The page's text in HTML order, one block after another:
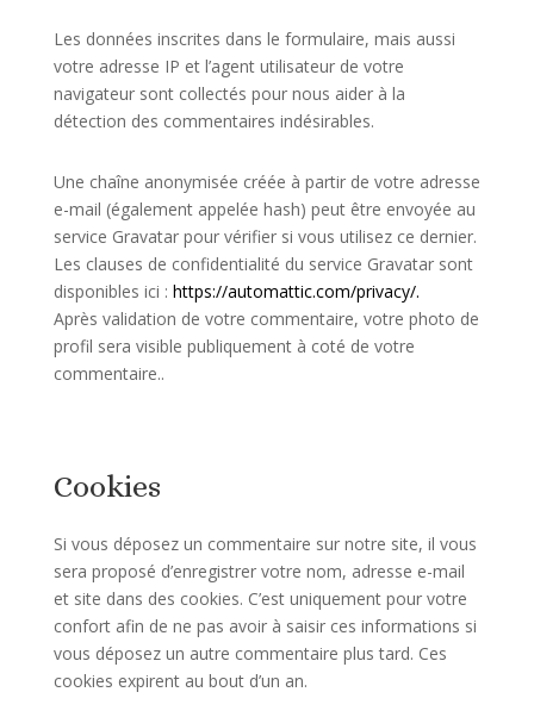
Les données inscrites dans le formulaire, mais aussi
votre adresse IP et l’agent utilisateur de votre
navigateur sont collectés pour nous aider à la
détection des commentaires indésirables.
Une chaîne anonymisée créée à partir de votre adresse
e-mail (également appelée hash) peut être envoyée au
service Gravatar pour vérifier si vous utilisez ce dernier.
Les clauses de confidentialité du service Gravatar sont
disponibles ici : https://automattic.com/privacy/.
Après validation de votre commentaire, votre photo de
profil sera visible publiquement à coté de votre
commentaire..
Cookies
Si vous déposez un commentaire sur notre site, il vous
sera proposé d’enregistrer votre nom, adresse e-mail
et site dans des cookies. C’est uniquement pour votre
confort afin de ne pas avoir à saisir ces informations si
vous déposez un autre commentaire plus tard. Ces
cookies expirent au bout d’un an.